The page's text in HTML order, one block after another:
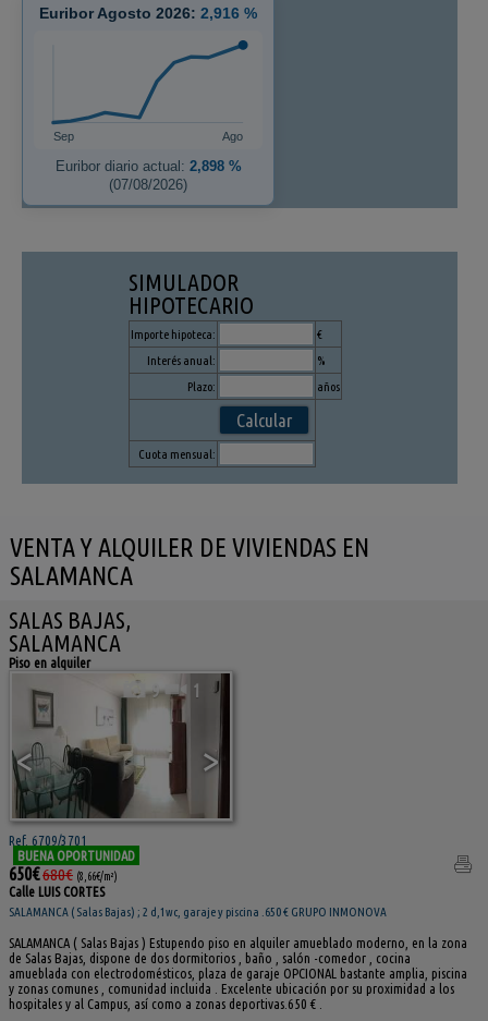
Euribor Agosto 2026: 2,916 %
Sep Ago
Euribor diario actual: 2,898 %
(07/08/2026)
SIMULADOR
HIPOTECARIO
Importe hipoteca:
€
Interés anual:
%
Plazo:
años
Cuota mensual:
VENTA Y ALQUILER DE VIVIENDAS EN
SALAMANCA
SALAS BAJAS,
SALAMANCA
Piso en alquiler
< >
9 1
Ref. 6709/3701
BUENA OPORTUNIDAD
650€680€ (8,66€/m²)
Calle LUIS CORTES
SALAMANCA ( Salas Bajas) ; 2 d,1wc, garaje y piscina .650 € GRUPO INMONOVA
SALAMANCA ( Salas Bajas ) Estupendo piso en alquiler amueblado moderno, en la zona
de Salas Bajas, dispone de dos dormitorios , baño , salón -comedor , cocina
amueblada con electrodomésticos, plaza de garaje OPCIONAL bastante amplia, piscina
y zonas comunes , comunidad incluida . Excelente ubicación por su proximidad a los
hospitales y al Campus, así como a zonas deportivas.650 € .